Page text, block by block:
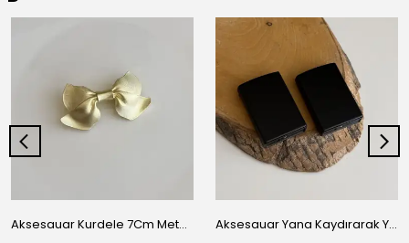
Aksesauar Kurdele 7Cm Metal Pens Toka Aksesauar Yana Kaydırarak Yanmalı Kum Siyah Çakmak